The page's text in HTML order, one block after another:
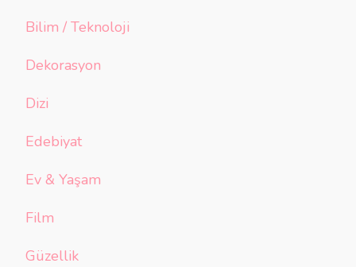
Bilim / Teknoloji
Dekorasyon
Dizi
Edebiyat
Ev & Yaşam
Film
Güzellik